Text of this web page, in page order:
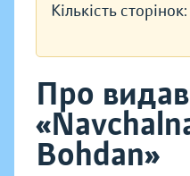
Кількість сторінок:
Про
Bohdan»